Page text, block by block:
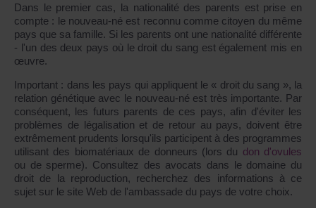
Dans le premier cas, la nationalité des parents est prise en
compte : le nouveau-né est reconnu comme citoyen du même
pays que sa famille. Si les parents ont une nationalité différente
- l'un des deux pays où le droit du sang est également mis en
œuvre.
Important : dans les pays qui appliquent le « droit du sang », la
relation génétique avec le nouveau-né est très importante. Par
conséquent, les futurs parents de ces pays, afin d'éviter les
problèmes de légalisation et de retour au pays, doivent être
extrêmement prudents lorsqu'ils participent à des programmes
utilisant des biomatériaux de donneurs (lors du don d'ovules
ou de sperme). Consultez des avocats dans le domaine du
droit de la reproduction, recherchez des informations à ce
sujet sur le site Web de l'ambassade du pays de votre choix.